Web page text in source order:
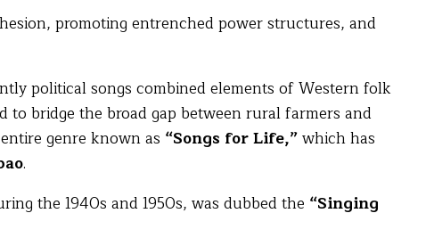
promoting entrenched power structures, and
political songs combined elements of Western folk
bridge the broad gap between rural farmers and
genre known as “Songs for Life,”which has
.
the 1940s and 1950s, was dubbed the “Singing